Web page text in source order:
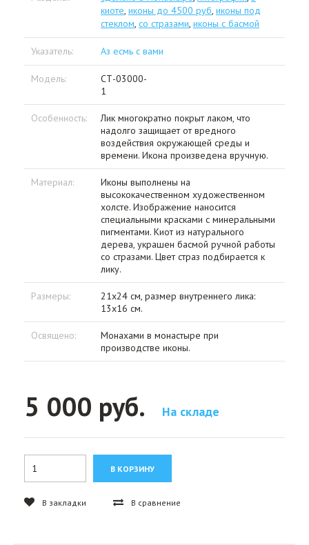
киоте, иконы до 4500 руб, иконы под
стеклом, со стразами, иконы с басмой
Указатель: Аз есмь с вами
Модель:
СТ-03000-
1
Особенность:
Лик многократно покрыт лаком, что
надолго защищает от вредного
воздействия окружающей среды и
времени. Икона произведена вручную.
Материал:
Иконы выполнены на
высококачественном художественном
холсте. Изображение наносится
специальными красками с минеральными
пигментами. Киот из натурального
дерева, украшен басмой ручной работы
со стразами. Цвет страз подбирается к
лику.
Размеры:
21х24 см, размер внутреннего лика:
13х16 см.
Освящено:
Монахами в монастыре при
производстве иконы.
5 000 руб. На складе
В закладки В сравнение